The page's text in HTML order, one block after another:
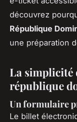
découvrez
République
une préparation
La simplicité
république
Un formulaire
Le billet